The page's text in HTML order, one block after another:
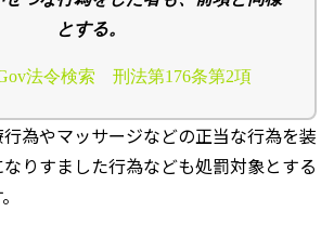
とする。
法令検索 刑法第176条第2項
為やマッサージなどの正当な行為を装
りすました行為なども処罰対象とする